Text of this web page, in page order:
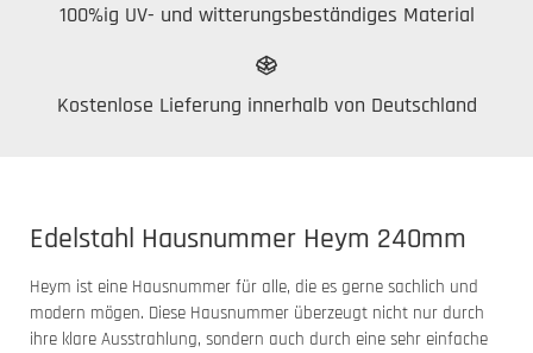
100%ig UV- und witterungsbeständiges Material
Kostenlose Lieferung innerhalb von Deutschland
Edelstahl Hausnummer Heym 240mm
Heym ist eine Hausnummer für alle, die es gerne sachlich und
modern mögen. Diese Hausnummer überzeugt nicht nur durch
ihre klare Ausstrahlung, sondern auch durch eine sehr einfache